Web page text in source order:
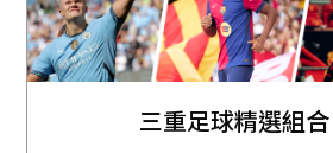
三重足球精選組合